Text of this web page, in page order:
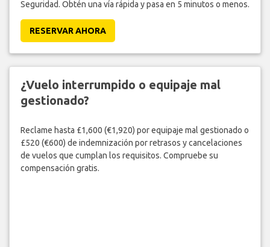
Seguridad. Obtén una vía rápida y pasa en 5 minutos o menos.
RESERVAR AHORA
¿Vuelo interrumpido o equipaje mal
gestionado?
Reclame hasta £1,600 (€1,920) por equipaje mal gestionado o
£520 (€600) de indemnización por retrasos y cancelaciones
de vuelos que cumplan los requisitos. Compruebe su
compensación gratis.